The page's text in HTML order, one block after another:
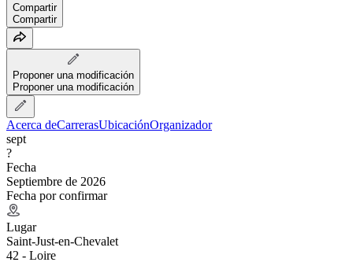
Compartir
Compartir
Proponer una modificación
Proponer una modificación
Acerca deCarrerasUbicaciónOrganizador
sept
?
Fecha
Septiembre de 2026
Fecha por confirmar
Lugar
Saint-Just-en-Chevalet
42 - Loire